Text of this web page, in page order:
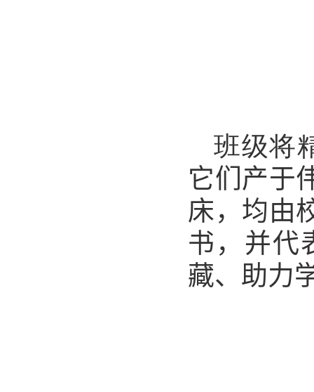
班级将
它们产于
床，均由
书，并代
藏、助力